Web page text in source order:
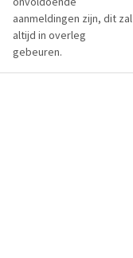
aanmeldingen zijn, dit zal
altijd in overleg
gebeuren.